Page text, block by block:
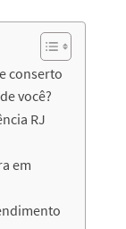
conserto
você?
RJ
em